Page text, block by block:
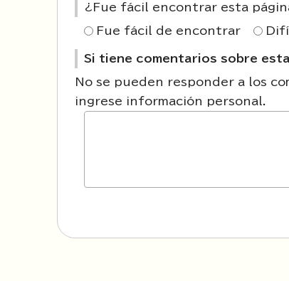
¿Fue fácil encontrar esta
Fue fácil de encontrar
Si tiene comentarios sobre
No se pueden responder a los
ingrese información personal.